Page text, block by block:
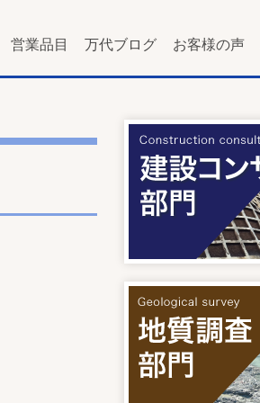
営業品目 万代ブログ お客様の声